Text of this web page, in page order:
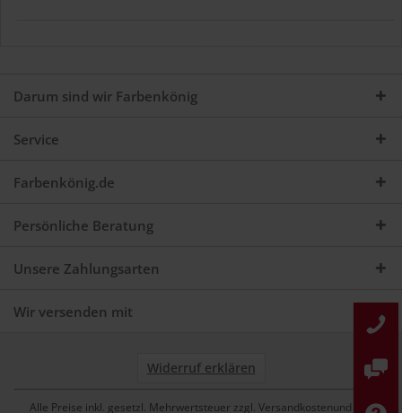
Darum sind wir Farbenkönig
Service
Farbenkönig.de
Persönliche Beratung
Unsere Zahlungsarten
Wir versenden mit
Widerruf erklären
Alle Preise inkl. gesetzl. Mehrwertsteuer zzgl. Versandkostenund ggf.